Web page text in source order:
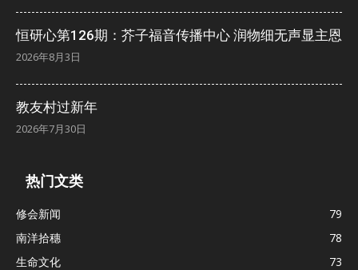
恒研心第126期：芥子福音传播中心 润物细无声显主恩
2026年8月3日
教友村过新年
2026年7月30日
热门文类
修会新闻
79
南洋拾穗
78
生命文化
73